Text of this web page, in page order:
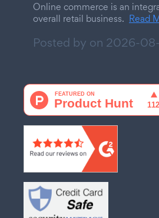
Online commerce is an
overall retail business. Read
Posted by on 2026-